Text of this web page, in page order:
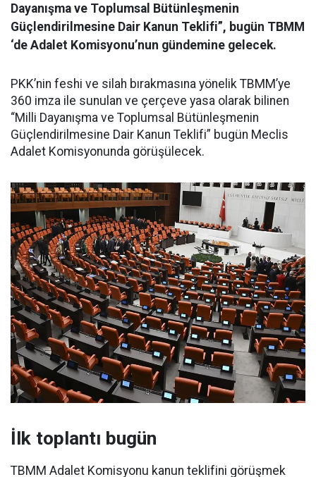
Dayanışma ve Toplumsal Bütünleşmenin
Güçlendirilmesine Dair Kanun Teklifi”, bugün TBMM
‘de Adalet Komisyonu’nun gündemine gelecek.
PKK’nin feshi ve silah bırakmasına yönelik TBMM’ye
360 imza ile sunulan ve çerçeve yasa olarak bilinen
“Milli Dayanışma ve Toplumsal Bütünleşmenin
Güçlendirilmesine Dair Kanun Teklifi” bugün Meclis
Adalet Komisyonunda görüşülecek.
İlk toplantı bugün
TBMM Adalet Komisyonu kanun teklifini görüşmek